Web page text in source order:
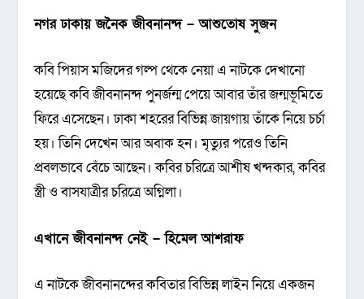
নগর ঢাকায় জনৈক জীবনানন্দ – আশুতোষ সুজন
কবি পিয়াস মজিদের গল্প থেকে নেয়া এ নাটকে দেখানো
হয়েছে কবি জীবনানন্দ পুনর্জন্ম পেয়ে আবার তাঁর জন্মভূমিতে
ফিরে এসেছেন। ঢাকা শহরের বিভিন্ন জায়গায় তাঁকে নিয়ে চর্চা
হয়। তিনি দেখেন আর অবাক হন। মৃত্যুর পরেও তিনি
প্রবলভাবে বেঁচে আছেন। কবির চরিত্রে আশীষ খন্দকার, কবির
স্ত্রী ও বাসযাত্রীর চরিত্রে অগ্নিলা।
এখানে জীবনানন্দ নেই – হিমেল আশরাফ
এ নাটকে জীবনানন্দের কবিতার বিভিন্ন লাইন নিয়ে একজন